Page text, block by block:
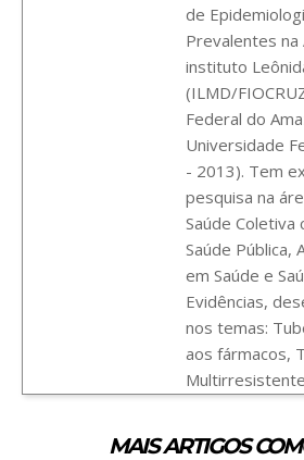
de
Prevalentes na
instituto
(ILMD/
Federal do
Universidade
- 2013). Tem
pesquisa na
Saúde Coletiva
Saúde Pública,
em Saúde e
Evidências,
nos temas:
aos fármacos,
MAIS ARTIGOS